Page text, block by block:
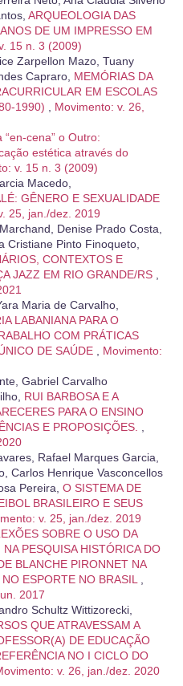
ARQUEOLOGIA DAS
DE UM IMPRESSO EM
15 n. 3 (2009)
Zarpellon Mazo, Tuany
Capraro, MEMÓRIAS DA
EM ESCOLAS
1990)
Movimento: v. 26,
“en-cena” o Outro:
estética através do
v. 15 n. 3 (2009)
Macedo,
GÊNERO E SEXUALIDADE
25, jan./dez. 2019
Denise Prado Costa,
Cristiane Pinto Finoqueto,
CONTEXTOS E
JAZZ EM RIO GRANDE/RS
Maria de Carvalho,
LABANIANA PARA O
COM PRÁTICAS
DE SAÚDE
Movimento:
Gabriel Carvalho
RUI BARBOSA E A
PARA O ENSINO
E PROPOSIÇÕES.
Rafael Marques Garcia,
Carlos Henrique Vasconcellos
Pereira, O SISTEMA DE
BRASILEIRO E SEUS
v. 25, jan./dez. 2019
SOBRE O USO DA
PESQUISA HISTÓRICA DO
BLANCHE PIRONNET NA
ESPORTE NO BRASIL
2017
Schultz Wittizorecki,
QUE ATRAVESSAM A
DE EDUCAÇÃO
NO I CICLO DO
v. 26, jan./dez. 2020